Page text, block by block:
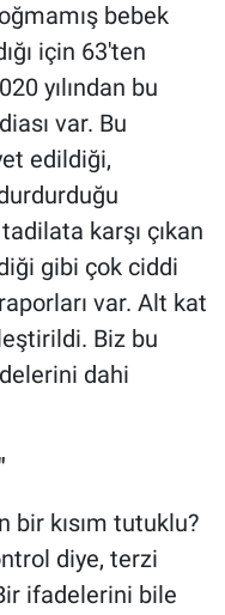
bebek
için 63'ten
yılından bu
var. Bu
edildiği,
karşı çıkan
gibi çok ciddi
var. Alt kat
Biz bu
dahi
bir kısım tutuklu?
diye, terzi
ifadelerini bile